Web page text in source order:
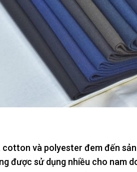
cotton và polyester đem đến
được sử dụng nhiều cho nam